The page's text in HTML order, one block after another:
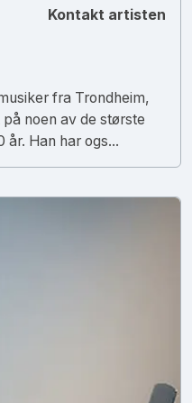
Kontakt artisten
fra Trondheim,
noen av de største
år. Han har ogs...